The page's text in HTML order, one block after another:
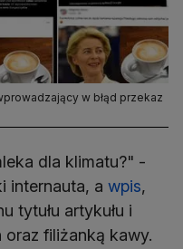
w błąd przekaz
dla klimatu?" -
internauta, a wpis,
tytułu artykułu i
oraz filiżanką kawy.